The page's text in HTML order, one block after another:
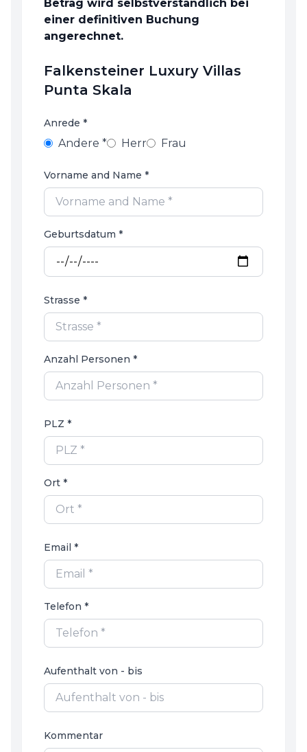
Betrag wird selbstverständlich bei
einer definitiven Buchung
angerechnet.
Falkensteiner Luxury Villas
Punta Skala
Anrede *
Andere * Herr Frau
Vorname and Name *
Geburtsdatum *
Strasse *
Anzahl Personen *
PLZ *
Ort *
Email *
Telefon *
Aufenthalt von - bis
Kommentar